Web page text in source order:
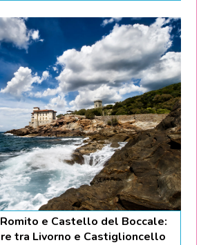
e Castello del Boccale:
tra Livorno e Castiglioncello